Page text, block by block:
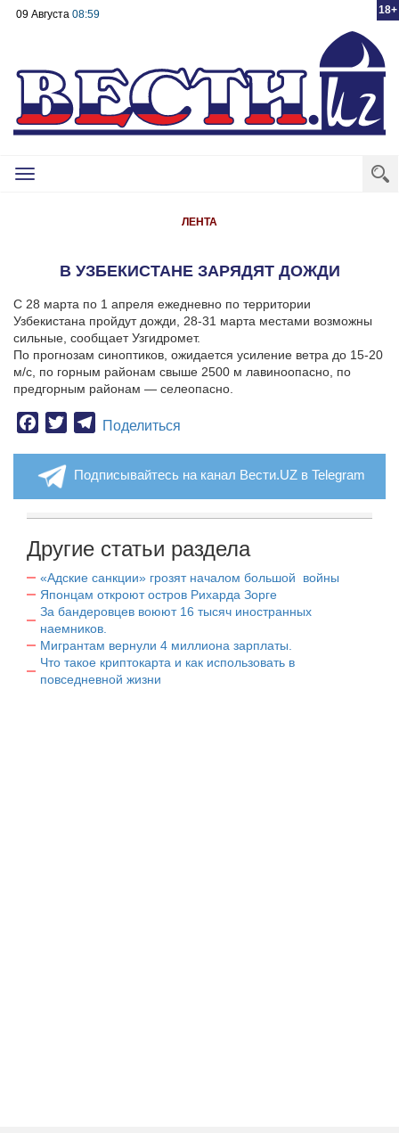
18+
09 Августа 08:59
Toggle
ЛЕНТА
В УЗБЕКИСТАНЕ ЗАРЯДЯТ ДОЖДИ
С 28 марта по 1 апреля ежедневно по территории
Узбекистана пройдут дожди, 28-31 марта местами возможны
сильные, сообщает Узгидромет.
По прогнозам синоптиков, ожидается усиление ветра до 15-20
м/с, по горным районам свыше 2500 м лавиноопасно, по
предгорным районам — селеопасно.
Facebook
TwitterTelegram
Поделиться
Подписывайтесь на канал Вести.UZ в Telegram
Другие статьи раздела
«Адские санкции» грозят началом большой войны
Японцам откроют остров Рихарда Зорге
За бандеровцев воюют 16 тысяч иностранных
наемников.
Мигрантам вернули 4 миллиона зарплаты.
Что такое криптокарта и как использовать в
повседневной жизни